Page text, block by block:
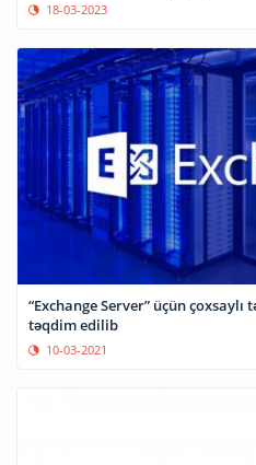
18-03-2023
“Exchange Server” üçün
təqdim edilib
10-03-2021